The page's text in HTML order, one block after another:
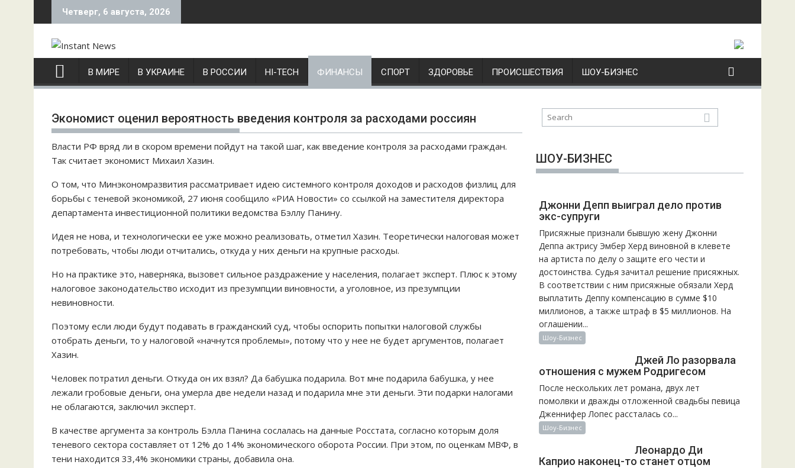
k
c
Четверг, 6 августа, 2026
В МИРЕ В УКРАИНЕ В РОССИИ HI-TECH ФИНАНСЫ СПОРТ ЗДОРОВЬЕ ПРОИСШЕСТВИЯ ШОУ-БИЗНЕС
Экономист оценил вероятность введения контроля за расходами россиян
Власти РФ вряд ли в скором времени пойдут на такой шаг, как введение контроля за расходами граждан.
Так считает экономист Михаил Хазин.
О том, что Минэкономразвития рассматривает идею системного контроля доходов и расходов физлиц для
борьбы с теневой экономикой, 27 июня сообщило «РИА Новости» со ссылкой на заместителя директора
департамента инвестиционной политики ведомства Бэллу Панину.
Идея не нова, и технологически ее уже можно реализовать, отметил Хазин. Теоретически налоговая может
потребовать, чтобы люди отчитались, откуда у них деньги на крупные расходы.
Но на практике это, наверняка, вызовет сильное раздражение у населения, полагает эксперт. Плюс к этому
налоговое законодательство исходит из презумпции виновности, а уголовное, из презумпции
невиновности.
Поэтому если люди будут подавать в гражданский суд, чтобы оспорить попытки налоговой службы
отобрать деньги, то у налоговой «начнутся проблемы», потому что у нее не будет аргументов, полагает
Хазин.
Человек потратил деньги. Откуда он их взял? Да бабушка подарила. Вот мне подарила бабушка, у нее
лежали гробовые деньги, она умерла две недели назад и подарила мне эти деньги. Эти подарки налогами
не облагаются, заключил эксперт.
В качестве аргумента за контроль Бэлла Панина сослалась на данные Росстата, согласно которым доля
теневого сектора составляет от 12% до 14% экономического оборота России. При этом, по оценкам МВФ, в
тени находится 33,4% экономики страны, добавила она.
ШОУ-БИЗНЕС
Джонни Депп выиграл дело против
экс-супруги
Присяжные признали бывшую жену Джонни
Деппа актрису Эмбер Херд виновной в клевете
на артиста по делу о защите его чести и
достоинства. Судья зачитал решение присяжных.
В соответствии с ним присяжные обязали Херд
выплатить Деппу компенсацию в сумме $10
миллионов, а также штраф в $5 миллионов. На
оглашении...
Шоу-Бизнес
Джей Ло разорвала
отношения с мужем Родригесом
После нескольких лет романа, двух лет
помолвки и дважды отложенной свадьбы певица
Дженнифер Лопес рассталась со...
Шоу-Бизнес
Леонардо Ди
Каприо наконец-то станет отцом